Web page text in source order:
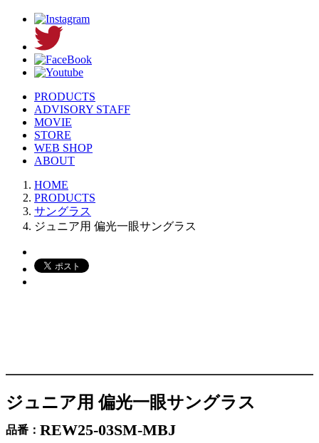
PRODUCTS
ADVISORY STAFF
MOVIE
STORE
WEB SHOP
ABOUT
HOME
PRODUCTS
サングラス
ジュニア用 偏光一眼サングラス
ジュニア用 偏光一眼サングラス
品番 REW25-03SM-MBJ